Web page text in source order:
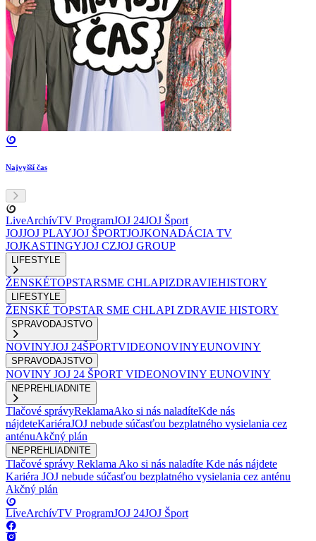
Najvyšší čas
LiveArchívTV ProgramJOJ 24JOJ Šport
JOJJOJ PLAYJOJ ŠPORTJOJKONADÁCIA TV
JOJKASTINGYJOJ CZJOJ GROUP
LIFESTYLE
ŽENSKÉTOPSTARSME CHLAPIZDRAVIEHISTORY
LIFESTYLE
ŽENSKÉ TOPSTAR SME CHLAPI ZDRAVIE HISTORY
SPRAVODAJSTVO
NOVINYJOJ 24ŠPORTVIDEONOVINYEUNOVINY
SPRAVODAJSTVO
NOVINY JOJ 24 ŠPORT VIDEONOVINY EUNOVINY
NEPREHLIADNITE
Tlačové správyReklamaAko si nás naladíteKde nás
nájdeteKariéraJOJ nebude súčasťou bezplatného vysielania cez
anténuAkčný plán
NEPREHLIADNITE
Tlačové správy Reklama Ako si nás naladíte Kde nás nájdete
Kariéra JOJ nebude súčasťou bezplatného vysielania cez anténu
Akčný plán
LiveArchívTV ProgramJOJ 24JOJ Šport